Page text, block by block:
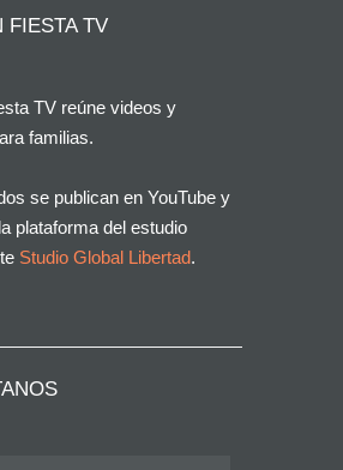
FIESTA TV
TV reúne videos y
familias.
se publican en YouTube y
plataforma del estudio
Studio Global Libertad.